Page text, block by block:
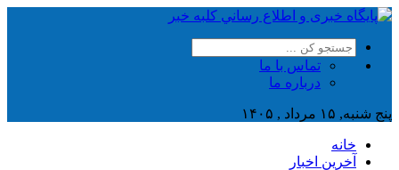
تماس با ما
درباره ما
پنج شنبه, ۱۵ مرداد , ۱۴۰۵
خانه
آخرین اخبار